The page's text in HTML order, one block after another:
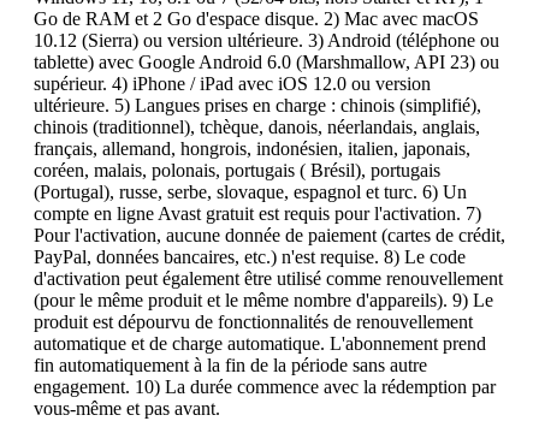
Go de RAM et 2 Go d'espace disque. 2) Mac avec macOS
10.12 (Sierra) ou version ultérieure. 3) Android (téléphone ou
tablette) avec Google Android 6.0 (Marshmallow, API 23) ou
supérieur. 4) iPhone / iPad avec iOS 12.0 ou version
ultérieure. 5) Langues prises en charge : chinois (simplifié),
chinois (traditionnel), tchèque, danois, néerlandais, anglais,
français, allemand, hongrois, indonésien, italien, japonais,
coréen, malais, polonais, portugais ( Brésil), portugais
(Portugal), russe, serbe, slovaque, espagnol et turc. 6) Un
compte en ligne Avast gratuit est requis pour l'activation. 7)
Pour l'activation, aucune donnée de paiement (cartes de crédit,
PayPal, données bancaires, etc.) n'est requise. 8) Le code
d'activation peut également être utilisé comme renouvellement
(pour le même produit et le même nombre d'appareils). 9) Le
produit est dépourvu de fonctionnalités de renouvellement
automatique et de charge automatique. L'abonnement prend
fin automatiquement à la fin de la période sans autre
engagement. 10) La durée commence avec la rédemption par
vous-même et pas avant.